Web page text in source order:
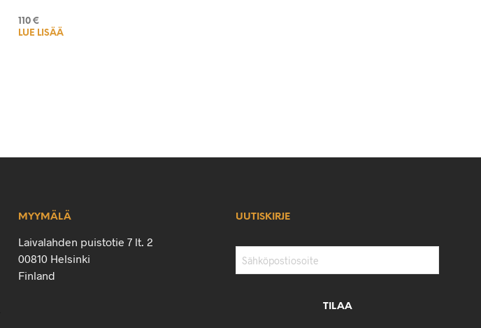
110 €
LUE LISÄÄ
MYYMÄLÄ
Laivalahden puistotie 7 lt. 2
00810 Helsinki
Finland
UUTISKIRJE